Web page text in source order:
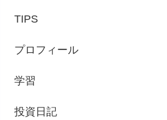
TIPS
プロフィール
学習
投資日記